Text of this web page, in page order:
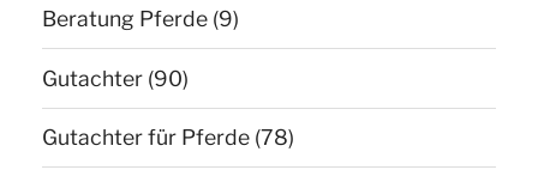
Beratung Pferde (9)
Gutachter (90)
Gutachter für Pferde (78)